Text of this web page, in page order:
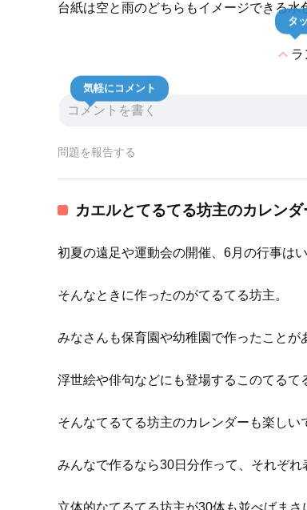
台紙は空と雨のどちらもイメージできる水
expand_lessラ
タ
気軽にコメント
問題を報告する
カエルとてるてる坊主のカレンダ
初夏の遠足や運動会の開催、6月の行事は
そんなときに作ったのがてるてる坊主。
みなさんも保育園や幼稚園で作ったことが
浮世絵や俳句などにも登場するこのてるて
そんなてるてる坊主のカレンダーも楽しい
みんなで作るなら30日分作って、それぞれ
立体的なてるてる坊主が30体も並べばまさ